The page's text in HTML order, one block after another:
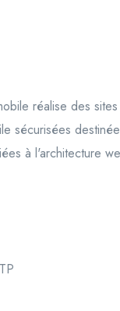
réalise des
sécurisées
à l'architecture